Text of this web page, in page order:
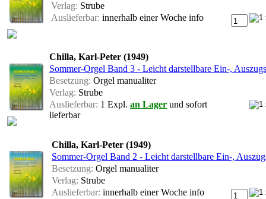
Verlag: Strube
Auslieferbar: innerhalb einer Woche info
Chilla, Karl-Peter (1949)
Sommer-Orgel Band 3 - Leicht darstellbare Ein-,
Besetzung: Orgel manualiter
Verlag: Strube
Auslieferbar: 1 Expl. an Lager und sofort
lieferbar
Chilla, Karl-Peter (1949)
Sommer-Orgel Band 2 - Leicht darstellbare Ein-,
Besetzung: Orgel manualiter
Verlag: Strube
Auslieferbar: innerhalb einer Woche info